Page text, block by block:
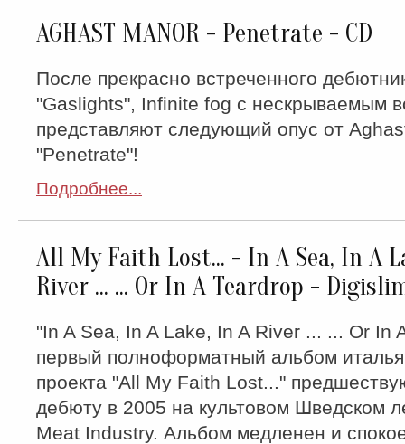
AGHAST MANOR - Penetrate - CD
После прекрасно встреченного
"Gaslights", Infinite fog с нескрываемым
представляют следующий опус от
"Penetrate"!
Подробнее...
All My Faith Lost... - In A Sea, In A
River ... ... Or In A Teardrop -
"In A Sea, In A Lake, In A River ... ... Or In
первый полноформатный альбом
проекта "All My Faith Lost..."
дебюту в 2005 на культовом Шведском
Meat Industry. Альбом медленен и